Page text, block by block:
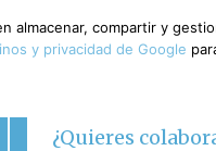
¿Quieres
almacenar, compartir y
y privacidad de Google